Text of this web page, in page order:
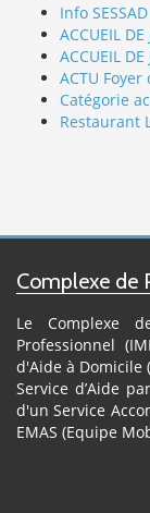
Info SESSAD
ACCUEIL DE
ACCUEIL DE
ACTU
Catégorie
Restaurant
Complexe de
Le Complexe
Professionnel
d'Aide à Domicile
Service d’Aide
d'un Service
EMAS (Equipe